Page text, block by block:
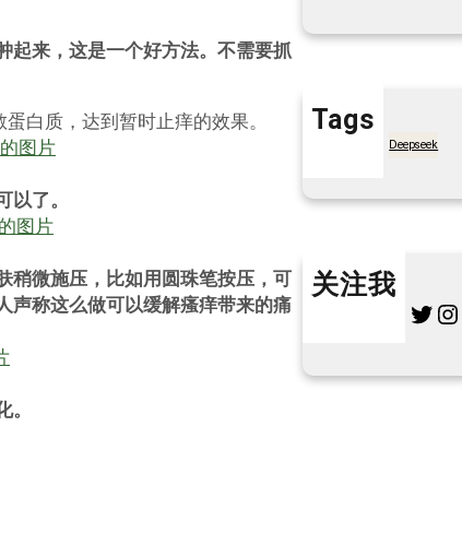
起来，这是一个好方法。不需要抓
白质，达到暂时止痒的效果。
了。
稍微施压，比如用圆珠笔按压，可
声称这么做可以缓解瘙痒带来的痛
Tags
Deepseek
关注我
Twitter Instagram